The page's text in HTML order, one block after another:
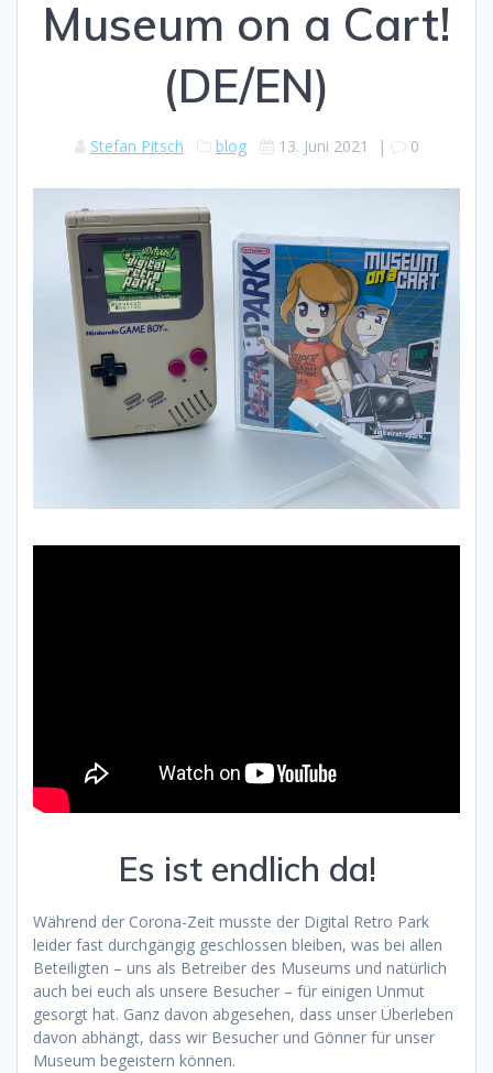
Museum on a Cart!
(DE/EN)
Stefan Pitsch blog 13. Juni 2021 | 0
Es ist endlich da!
Während der Corona-Zeit musste der Digital Retro Park
leider fast durchgängig geschlossen bleiben, was bei allen
Beteiligten – uns als Betreiber des Museums und natürlich
auch bei euch als unsere Besucher – für einigen Unmut
gesorgt hat. Ganz davon abgesehen, dass unser Überleben
davon abhängt, dass wir Besucher und Gönner für unser
Museum begeistern können.